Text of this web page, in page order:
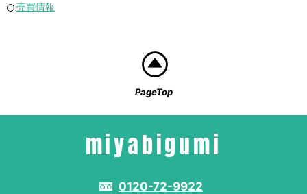
売買情報
PageTop
miyabigumi
0120-72-9922